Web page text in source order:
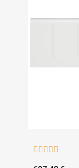
    